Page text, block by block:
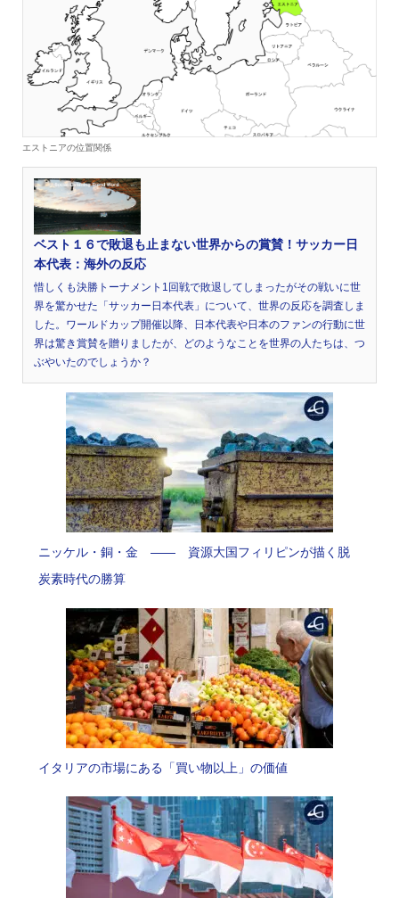
エストニアの位置関係
ベスト１６で敗退も止まない世界からの賞賛！サッカー日
本代表：海外の反応
惜しくも決勝トーナメント1回戦で敗退してしまったがその戦いに世
界を驚かせた「サッカー日本代表」について、世界の反応を調査しま
した。ワールドカップ開催以降、日本代表や日本のファンの行動に世
界は驚き賞賛を贈りましたが、どのようなことを世界の人たちは、つ
ぶやいたのでしょうか？
ニッケル・銅・金 —— 資源大国フィリピンが描く脱
炭素時代の勝算
イタリアの市場にある「買い物以上」の価値